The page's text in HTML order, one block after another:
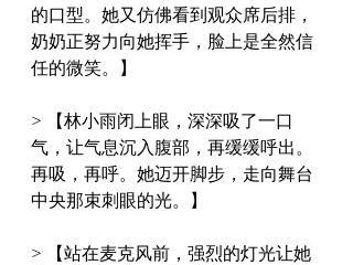
的口型。她又仿佛看到观众席后排，
奶奶正努力向她挥手，脸上是全然信
任的微笑。】
> 【林小雨闭上眼，深深吸了一口
气，让气息沉入腹部，再缓缓呼出。
再吸，再呼。她迈开脚步，走向舞台
中央那束刺眼的光。】
> 【站在麦克风前，强烈的灯光让她